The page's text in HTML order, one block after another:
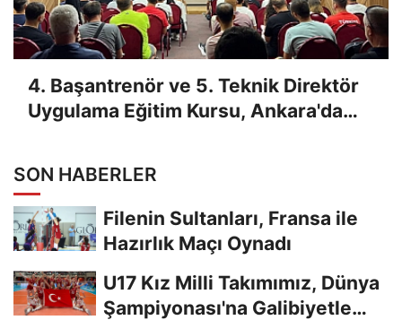
4. Başantrenör ve 5. Teknik Direktör
Uygulama Eğitim Kursu, Ankara'da
SON HABERLER
Filenin Sultanları, Fransa ile
Hazırlık Maçı Oynadı
U17 Kız Milli Takımımız, Dünya
Şampiyonası'na Galibiyetle